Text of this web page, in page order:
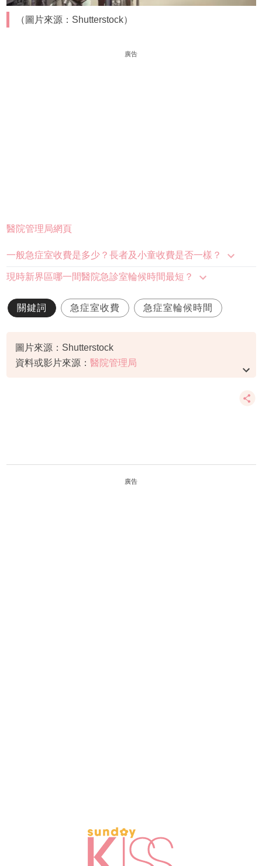
（圖片來源：Shutterstock）
廣告
醫院管理局網頁
一般急症室收費是多少？長者及小童收費是否一樣？
現時新界區哪一間醫院急診室輪候時間最短？
關鍵詞 急症室收費 急症室輪候時間
圖片來源：Shutterstock
資料或影片來源： 醫院管理局
廣告